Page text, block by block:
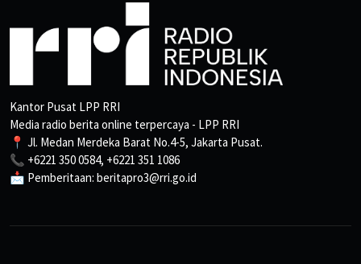
Kantor Pusat LPP RRI
Media radio berita online terpercaya - LPP RRI
📍 Jl. Medan Merdeka Barat No.4-5, Jakarta Pusat.
📞 +6221 350 0584, +6221 351 1086
📩 Pemberitaan: beritapro3@rri.go.id